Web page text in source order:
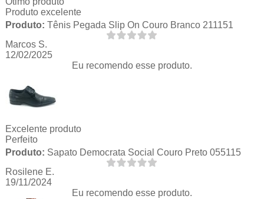
Produto excelente
Produto: Tênis Pegada Slip On Couro Branco 211151
Marcos S.
12/02/2025
Eu recomendo esse produto.
Excelente produto
Perfeito
Produto: Sapato Democrata Social Couro Preto 055115
Rosilene E.
19/11/2024
Eu recomendo esse produto.